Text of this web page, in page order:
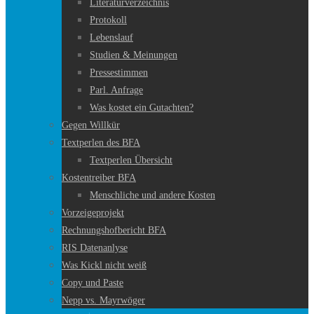
Literaturverzeichnis
Protokoll
Lebenslauf
Studien & Meinungen
Pressestimmen
Parl. Anfrage
Was kostet ein Gutachten?
Gegen Willkür
Textperlen des BFA
Textperlen Übersicht
Kostentreiber BFA
Menschliche und andere Kosten
Vorzeigeprojekt
Rechnungshofbericht BFA
RIS Datenanlyse
Was Kickl nicht weiß
Copy und Paste
Nepp vs. Mayrwöger